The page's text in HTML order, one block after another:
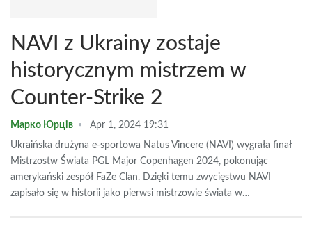
NAVI z Ukrainy zostaje
historycznym mistrzem w
Counter-Strike 2
Марко Юрців Apr 1, 2024 19:31
Ukraińska drużyna e-sportowa Natus Vincere (NAVI) wygrała finał
Mistrzostw Świata PGL Major Copenhagen 2024, pokonując
amerykański zespół FaZe Clan. Dzięki temu zwycięstwu NAVI
zapisało się w historii jako pierwsi mistrzowie świata w…